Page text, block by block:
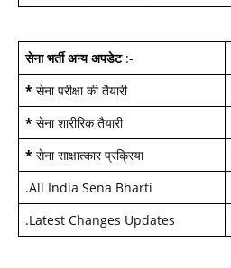
सेना भर्ती अन्य अपडेट:-
* सेना परीक्षा की तैयारी
* सेना शारीरिक तैयारी
* सेना साक्षात्कार प्रक्रिया
.All India Sena Bharti
.Latest Changes Updates